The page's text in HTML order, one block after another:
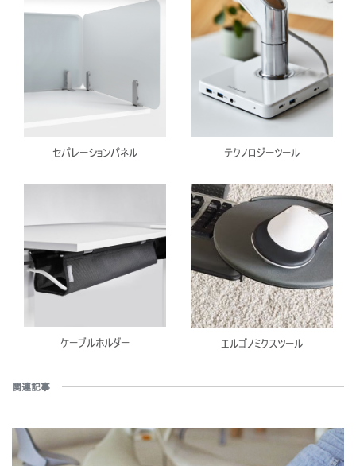
セパレーションパネル テクノロジーツール
ケーブルホルダー エルゴノミクスツール
関連記事